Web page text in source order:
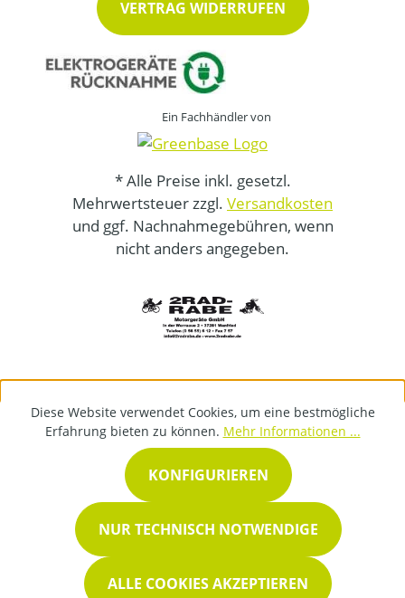
VERTRAG WIDERRUFEN
Ein Fachhändler von
* Alle Preise inkl. gesetzl.
Mehrwertsteuer zzgl. Versandkosten
und ggf. Nachnahmegebühren, wenn
nicht anders angegeben.
Diese Website verwendet Cookies, um eine bestmögliche
Erfahrung bieten zu können. Mehr Informationen ...
NUR TECHNISCH NOTWENDIGE
KONFIGURIEREN
ALLE COOKIES AKZEPTIEREN